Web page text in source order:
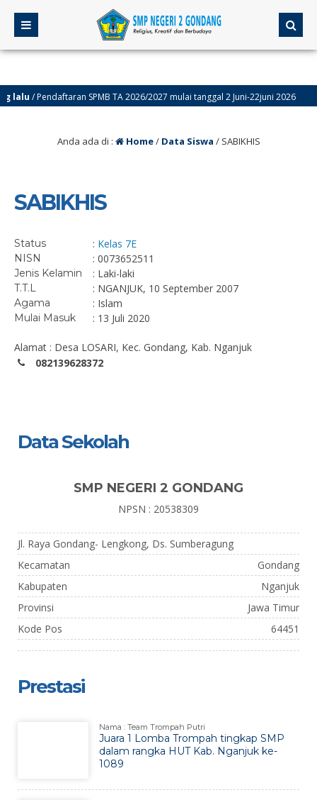
/ Pendaftaran SPMB TA 2026/2027 mulai tanggal 2 Juni-22juni 2026
Anda ada di : Home/ Data Siswa / SABIKHIS
SABIKHIS
Status : Kelas 7E
NISN : 0073652511
Jenis Kelamin : Laki-laki
T.T.L : NGANJUK, 10 September 2007
Agama : Islam
Mulai Masuk : 13 Juli 2020
Alamat : Desa LOSARI, Kec. Gondang, Kab. Nganjuk
082139628372
Data Sekolah
SMP NEGERI 2 GONDANG
NPSN : 20538309
Jl. Raya Gondang- Lengkong, Ds. Sumberagung
Kecamatan
Gondang
Kabupaten
Nganjuk
Provinsi
Jawa Timur
Kode Pos
64451
Prestasi
Nama : Team Trompah Putri
Juara 1 Lomba Trompah tingkap SMP
dalam rangka HUT Kab. Nganjuk ke-
1089